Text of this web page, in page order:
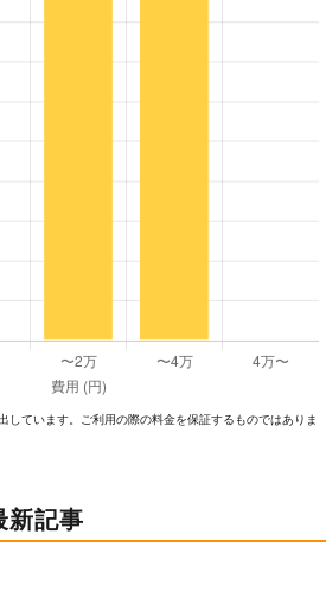
しています。ご利⽤の際の料⾦を保証するものではありま
新記事